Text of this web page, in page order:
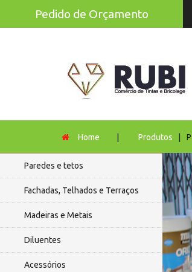
Pedido de Orçamento
Home Produtos
Paredes e tetos
Fachadas, Telhados e Terraços
Madeiras e Metais
Diluentes
Acessórios